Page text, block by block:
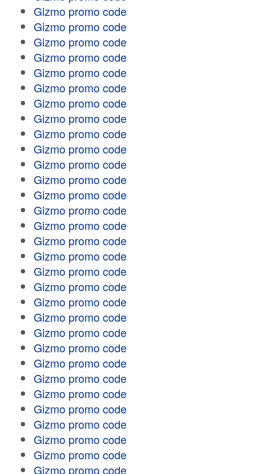
Gizmo promo code
Gizmo promo code
Gizmo promo code
Gizmo promo code
Gizmo promo code
Gizmo promo code
Gizmo promo code
Gizmo promo code
Gizmo promo code
Gizmo promo code
Gizmo promo code
Gizmo promo code
Gizmo promo code
Gizmo promo code
Gizmo promo code
Gizmo promo code
Gizmo promo code
Gizmo promo code
Gizmo promo code
Gizmo promo code
Gizmo promo code
Gizmo promo code
Gizmo promo code
Gizmo promo code
Gizmo promo code
Gizmo promo code
Gizmo promo code
Gizmo promo code
Gizmo promo code
Gizmo promo code
Gizmo promo code